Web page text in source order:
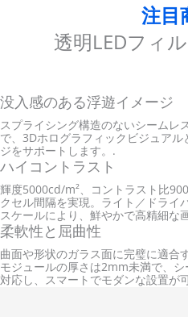
注目
透明LEDフィ
没入感のある浮遊イメージ
スプライシング構造のないシームレ
で、3Dホログラフィックビジュア
ジをサポートします。.
ハイコントラスト
輝度5000cd/m²、コントラスト比
クセル間隔を実現。ライト／ドライ
スケールにより、鮮やかで高精細な
柔軟性と屈曲性
曲面や形状のガラス面に完璧に適合
モジュールの厚さは2mm未満で、
対応し、スマートでモダンな設置が